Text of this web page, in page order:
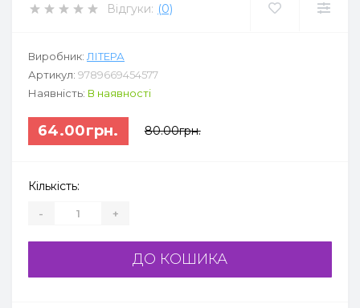
Відгуки: (0)
Виробник: ЛІТЕРА
Артикул: 9789669454577
Наявність: В наявності
64.00грн. 80.00грн.
Кількість:
- +
ДО КОШИКА